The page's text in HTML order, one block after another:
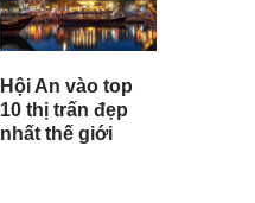
Hội An vào top
10 thị trấn đẹp
nhất thế giới